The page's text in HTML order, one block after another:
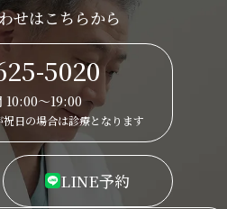
せはこちらから
5020
10:00～19:00
日の場合は診療となります
LINE予約